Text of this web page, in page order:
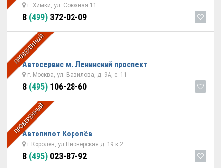
г. Химки, ул. Союзная 11
8 (499) 372-02-09
ПРОВЕРЕННЫЙ
Автосервис м. Ленинский проспект
г. Москва, ул. Вавилова, д. 9А, с. 11
8 (495) 106-28-60
ПРОВЕРЕННЫЙ
Автопилот Королёв
г.Королёв, ул.Пионерская д. 19 к 2
8 (495) 023-87-92